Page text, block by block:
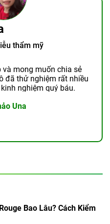
thẩm mỹ
mong muốn chia sẻ
đã thử nghiệm rất nhiều
nghiệm quý báu.
Una
Bao Lâu? Cách Kiểm